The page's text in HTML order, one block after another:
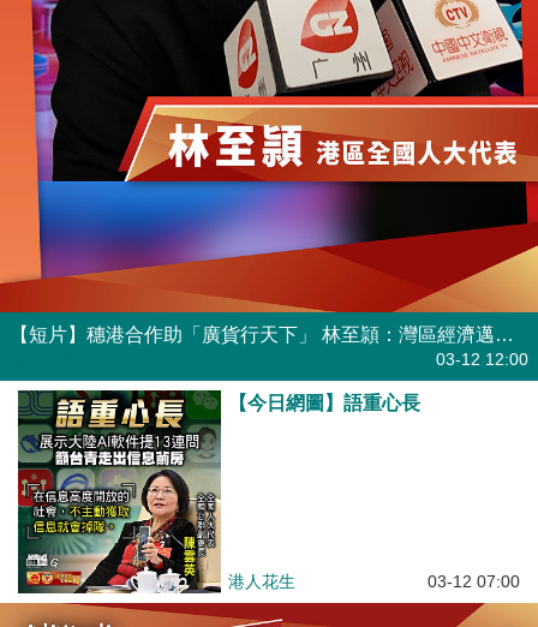
【短片】穗港合作助「廣貨行天下」 林至頴：灣區經濟邁新台階
03-12 12:00
【今日網圖】語重心長
港人花生 03-12 07:00